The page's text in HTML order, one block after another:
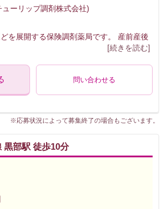
ーリップ調剤株式会社)
を展開する保険調剤薬局です。 産前産後
[続きを読む]
問い合わせる
※応募状況によって募集終了の場合もございます。
黒部駅 徒歩10分